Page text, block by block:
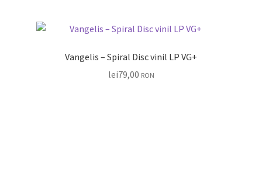
Vangelis – Spiral Disc vinil LP VG+
lei79,00 RON